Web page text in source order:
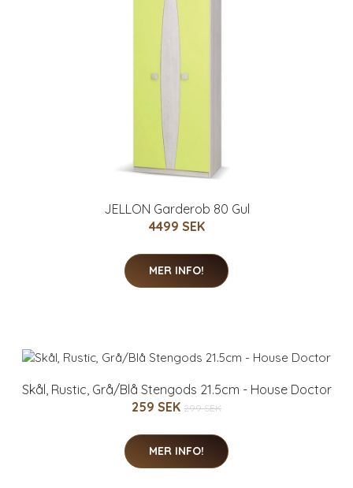
JELLON Garderob 80 Gul
4499 SEK
MER INFO!
Skål, Rustic, Grå/Blå Stengods 21.5cm - House Doctor
259 SEK 299 SEK
MER INFO!